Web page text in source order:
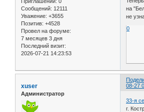
Сообщений: 12111
Уважение: +3655
Позитив: +4528
Провел на форуме:
7 месяцев 3 дня
Последний визит:
2026-07-21 14:23:53
на
не
0
08-27
xuser
Администратор
33-я
г.